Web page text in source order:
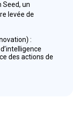
Seed, un
levée de
:
des actions de